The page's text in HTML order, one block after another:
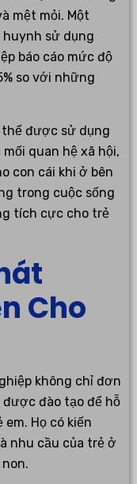
mệt mỏi. Một
huynh sử dụng
báo cáo mức độ
so với những
được sử dụng
quan hệ xã hội,
con cái khi ở bên
trong cuộc sống
tích cực cho trẻ
Cho
không chỉ đơn
đào tạo để hỗ
Họ có kiến
nhu cầu của trẻ ở